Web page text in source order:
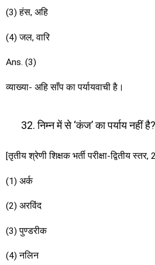
(3) हंस, अहि
(4) जल, वारि
Ans. (3)
व्याख्या- अहि साँप का पर्यायवाची है।
निम्न में से ‘कंज’ का पर्याय नहीं है?
[तृतीय श्रेणी शिक्षक भर्ती परीक्षा-द्वितीय स्तर,
(1) अर्क
(2) अरविंद
(3) पुण्डरीक
(4) नलिन